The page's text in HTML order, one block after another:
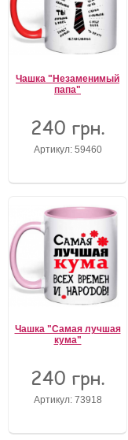
Чашка "Незаменимый
папа"
240 грн.
Артикул: 59460
Чашка "Самая лучшая
кума"
240 грн.
Артикул: 73918